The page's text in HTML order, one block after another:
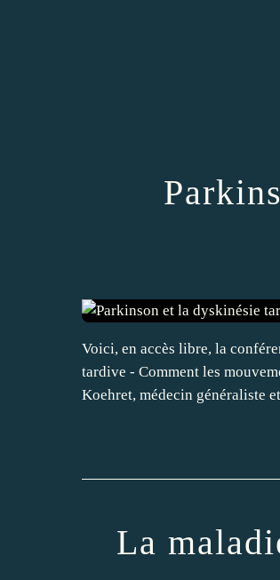
Voici, en accès libre, la
tardive - Comment les
Koehret, médecin généraliste
La